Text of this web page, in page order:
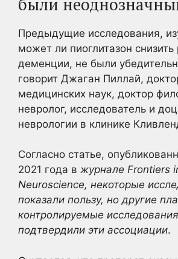
Предыдущие исследования,
может ли пиоглитазон снизить
деменции, не были
говорит Джаган Пиллай,
медицинских наук, доктор
невролог, исследователь и
неврологии в клинике
Согласно статье,
2021 года в журнале Frontiers
Neuroscience, некоторые
показали пользу, но другие
контролируемые
подтвердили эти ассоциации.